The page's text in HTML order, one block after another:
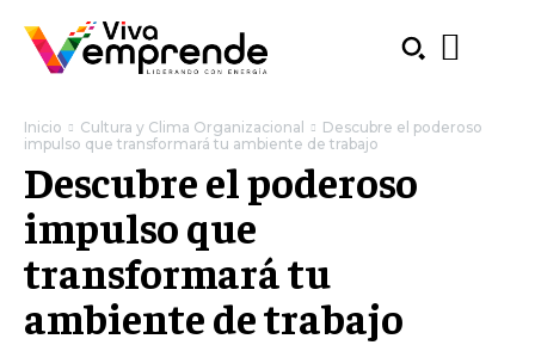
Inicio Cultura y Clima Organizacional
Descubre el poderoso
impulso que transformará tu ambiente de trabajo
Descubre el poderoso
impulso que
transformará tu
ambiente de trabajo